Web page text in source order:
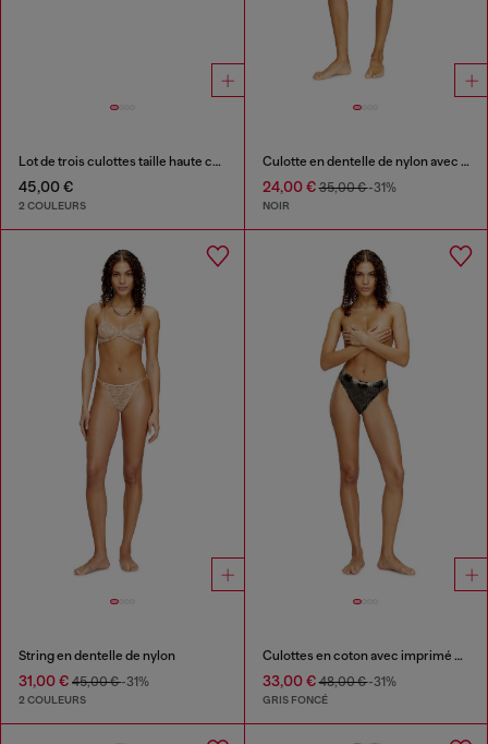
Lot de trois culottes taille haute côtelées
45,00 €
2 COULEURS
Culotte en dentelle de nylon avec logo Diesel
24,00 €35,00 €-31%
NOIR
String en dentelle de nylon
31,00 € 45,00 €-31%
2 COULEURS
Culottes en coton avec imprimé effet denim
33,00 €48,00 €-31%
GRIS FONCÉ